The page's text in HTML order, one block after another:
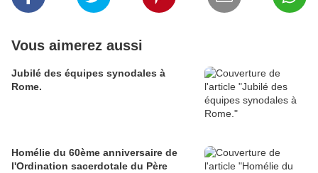
Vous aimerez aussi
Jubilé des équipes synodales à
Rome.
Homélie du 60ème anniversaire de
l'Ordination sacerdotale du Père